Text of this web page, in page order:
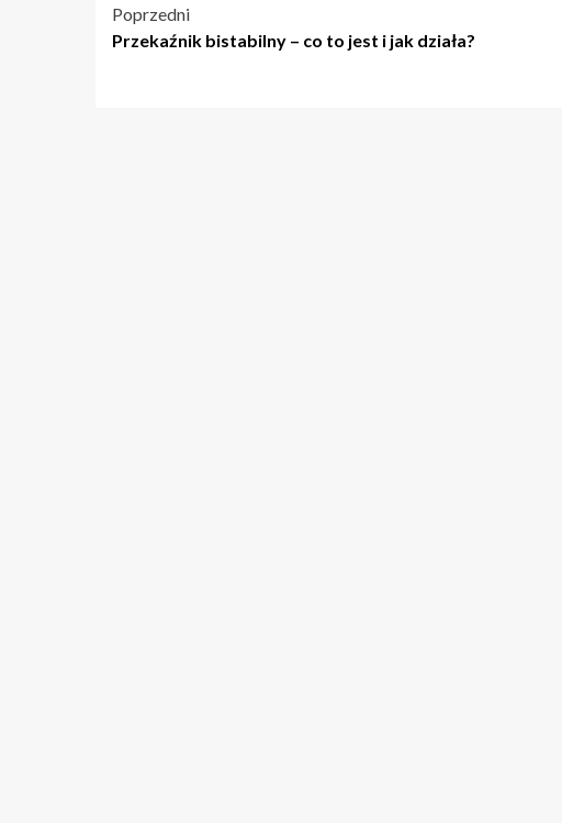
Nawigacja
Poprzedni
Przekaźnik bistabilny – co to jest i jak działa?